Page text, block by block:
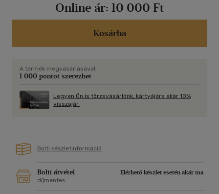
Online ár: 10 000 Ft
Kosárba
A termék megvásárlásával
1 000 pontot szerezhet
Legyen Ön is törzsvásárlónk, kártyájára akár 10%
visszajár.
Bolti készletinformáció
Bolti átvétel
Elérhető készlet esetén akár ma
díjmentes